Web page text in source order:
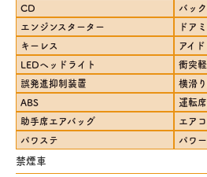
CD
バッ
エンジンスターター
ドア
キーレス
アイ
LEDヘッドライト
衝突
誤発進抑制装置
横滑
ABS
運転
助手席エアバッグ
エア
パワステ
パワ
禁煙車